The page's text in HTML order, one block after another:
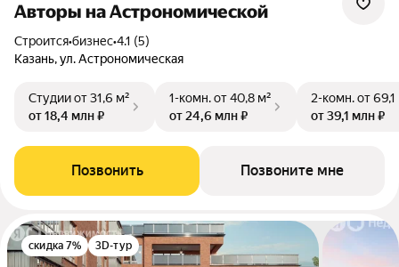
Авторы на Астрономической
Строится•бизнес•4.1 (5)
Казань, ул. Астрономическая
Студииот 31,6 м²
от 18,4 млн ₽
1-комн.от 40,8 м²
от 24,6 млн ₽
2-комн.от 69,1
от 39,1 млн ₽
Позвонить Позвоните мне
скидка 7% 3D-тур